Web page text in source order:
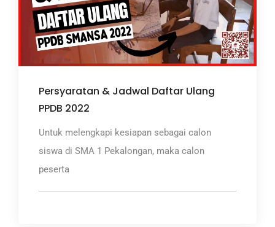
Persyaratan & Jadwal Daftar Ulang
PPDB 2022
Untuk melengkapi kesiapan sebagai calon
siswa di SMA 1 Pekalongan, maka calon
peserta